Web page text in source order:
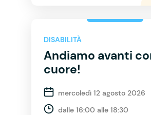
DISABILITÀ
Andiamo avanti
cuore!
mercoledì 12 agosto 2026
dalle 16:00 alle 18:30